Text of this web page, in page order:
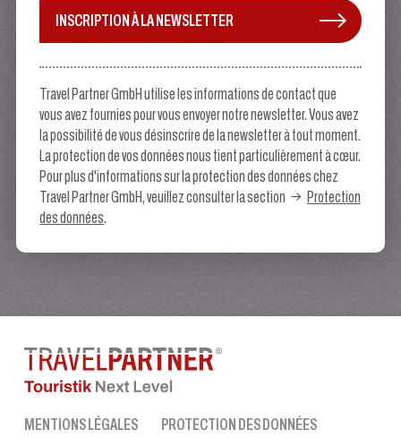
INSCRIPTION À LA NEWSLETTER
Travel Partner GmbH utilise les informations de contact que
vous avez fournies pour vous envoyer notre newsletter. Vous avez
la possibilité de vous désinscrire de la newsletter à tout moment.
La protection de vos données nous tient particulièrement à cœur.
Pour plus d'informations sur la protection des données chez
Travel Partner GmbH, veuillez consulter la section
Protection
des données.
MENTIONS LÉGALES PROTECTION DES DONNÉES